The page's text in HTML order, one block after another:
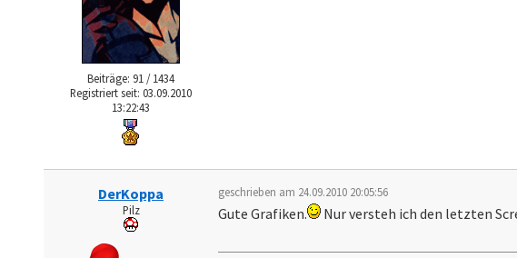
Beiträge: 91 / 1434
Registriert seit: 03.09.2010
13:22:43
DerKoppa
Pilz
geschrieben am 24.09.2010 20:05:56
Gute Grafiken. Nur versteh ich den letzten